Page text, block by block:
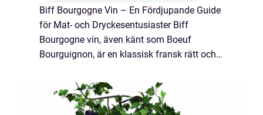
Biff Bourgogne Vin – En Fördjupande Guide
för Mat- och Dryckesentusiaster Biff
Bourgogne vin, även känt som Boeuf
Bourguignon, är en klassisk fransk rätt och
Detta smakrika vin används som en viktig
ingre...